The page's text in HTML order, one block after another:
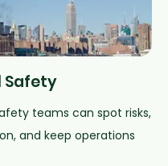
Safety
teams can spot risks,
and keep operations